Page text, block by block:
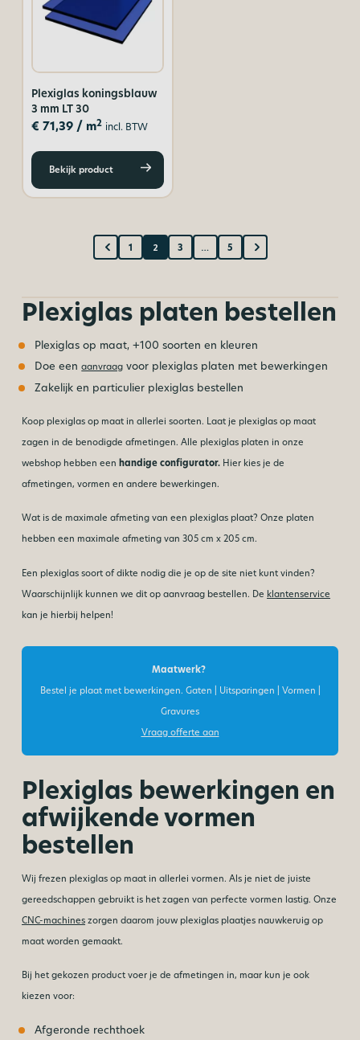
Plexiglas koningsblauw
3 mm LT 30
€ 71,39/ m2 incl. BTW
Bekijk product
1 2 3 … 5
Plexiglas platen bestellen
Plexiglas op maat, +100 soorten en kleuren
Doe eenaanvraag voor plexiglas platen met bewerkingen
Zakelijk en particulier plexiglas bestellen
Koop plexiglas op maat in allerlei soorten. Laat je plexiglas op maat
zagen in de benodigde afmetingen. Alle plexiglas platen in onze
webshop hebben een handige configurator. Hier kies je de
afmetingen, vormen en andere bewerkingen.
Wat is de maximale afmeting van een plexiglas plaat? Onze platen
hebben een maximale afmeting van 305 cm x 205 cm.
Een plexiglas soort of dikte nodig die je op de site niet kunt vinden?
Waarschijnlijk kunnen we dit op aanvraag bestellen. De klantenservice
kan je hierbij helpen!
Maatwerk?
Bestel je plaat met bewerkingen. Gaten | Uitsparingen | Vormen |
Gravures
Vraag offerte aan
Plexiglas bewerkingen en
afwijkende vormen
bestellen
Wij frezen plexiglas op maat in allerlei vormen. Als je niet de juiste
gereedschappen gebruikt is het zagen van perfecte vormen lastig. Onze
CNC-machines zorgen daarom jouw plexiglas plaatjes nauwkeruig op
maat worden gemaakt.
Bij het gekozen product voer je de afmetingen in, maar kun je ook
kiezen voor:
Afgeronde rechthoek